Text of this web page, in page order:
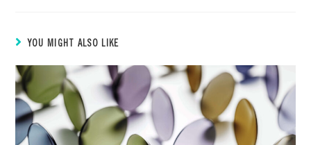
YOU MIGHT ALSO LIKE